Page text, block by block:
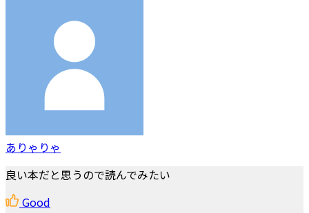
ありゃりゃ
良い本だと思うので読んでみたい
Good